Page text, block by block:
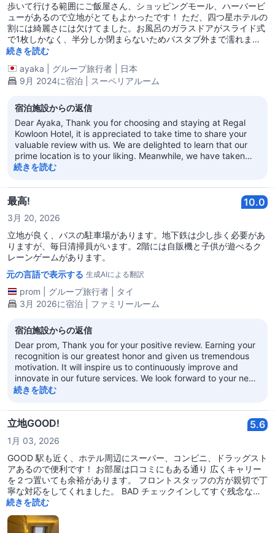
歩いて行ける範囲にご飯屋さん、ショッピングモール、ハーバービ
ューがあるので立地がとてもよかったです！ ただ、四つ星ホテルの
割には綺麗さには欠けてました。お風呂のガラスドアがスライド式
で1枚しかなく、半分しか閉まらないためバスタブ外まで濡れま
す。 3泊2人で3万ということは、一泊1人5,000円で泊まれたので
それにしては満足です
続きを読む
ayaka
グループ旅行者
日本
9月 2024に宿泊 | スーペリアルーム
宿泊施設からの返信
Dear Ayaka, Thank you for choosing and staying at Regal
Kowloon Hotel, it is appreciated to take time to share your
valuable review with us. We are delighted to learn that our
prime location is to your liking. Meanwhile, we have taken
note of your comments on the bathroom design and we
enhancement in future. We hope to welcome you back in a
not too distant future. With best regards, Regal Kowloon
続きを読む
最高! 10.0
3月 20, 2026
立地が良く、バスの駐車場があります。地下鉄は少し歩く必要があ
りますが、毎日清掃員がいます。2階には自販機と子供が遊べるク
レーンゲームがあります。
元の言語で表示する 生成AIによる翻訳
prom グループ旅行者
タイ
3月 2026に宿泊 | ファミリールーム
宿泊施設からの返信
Dear prom, Thank you for your positive review. Earning your
recognition is our greatest honor and given us tremendous
motivation. It will inspire us to continuously improve and
innovate in our future services. We look forward to your next
visit! Best wishes! Regal Kowloon Hotel
続きを読む
立地GOOD! 5.6
1月 03, 2026
GOOD 駅も近く、ホテル周辺にスーパー、コンビニ、ドラッグスト
アあるので便利です！ お部屋は口コミにもある通り 広くキャリー
を２つ置いても余裕があります。 フロントスタッフの方が親切で丁
寧な対応をしてくれました。 BAD チェックインしてすぐ残念なこ
とに ホコリ、髪の毛など気になるところだらけでウェットティシュ
で至る所拭きました。 毎日清掃は入りますが あまり綺麗ではなか
ったです。 クレンリネスにおいては残念です。
続きを読む